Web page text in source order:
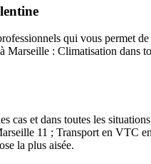
qui vous permet
: Climatisation dans
et dans toutes les
11 ; Transport en VTC
la plus aisée.